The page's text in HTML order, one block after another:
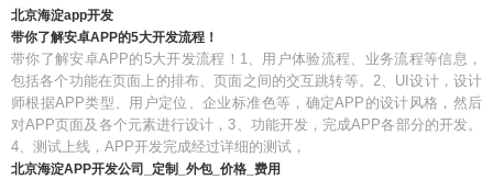
北京海淀app开发
带你了解安卓APP的5大开发流程！
带你了解安卓APP的5大开发流程！1、用户体验流程、业务流程等信息，
包括各个功能在页面上的排布、页面之间的交互跳转等。2、UI设计，设计
师根据APP类型、用户定位、企业标准色等，确定APP的设计风格，然后
对APP页面及各个元素进行设计，3、功能开发，完成APP各部分的开发。
4、测试上线，APP开发完成经过详细的测试，
北京海淀APP开发公司_定制_外包_价格_费用